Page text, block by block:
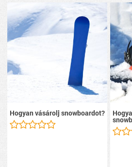
Hogyan vásárolj snowboardot?